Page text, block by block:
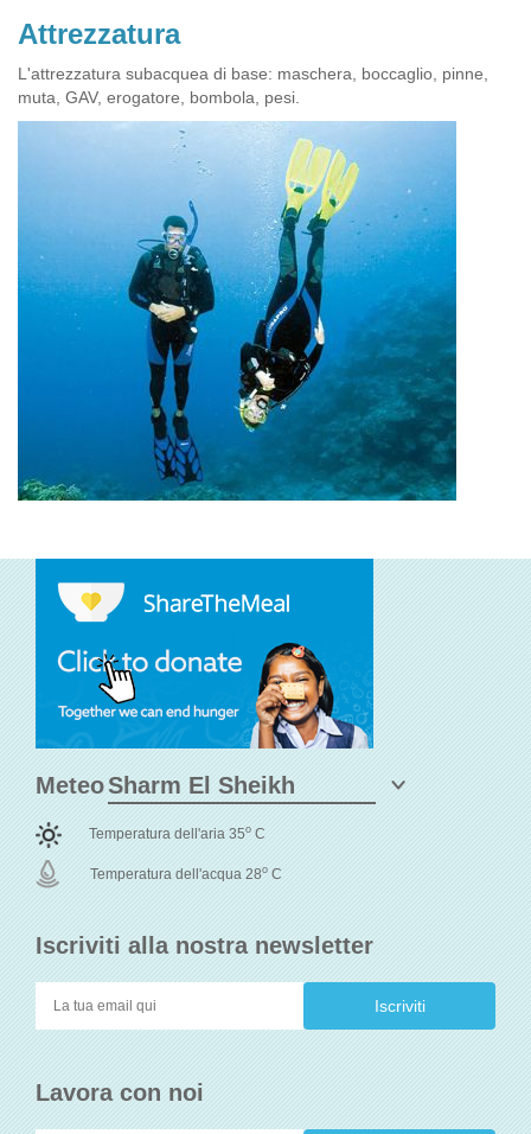
Attrezzatura
L'attrezzatura subacquea di base: maschera, boccaglio, pinne,
muta, GAV, erogatore, bombola, pesi.
Iscriviti alla nostra newsletter
Lavora con noi
Meteo
Temperatura dell'aria 35o C
Temperatura dell'acqua 28o C